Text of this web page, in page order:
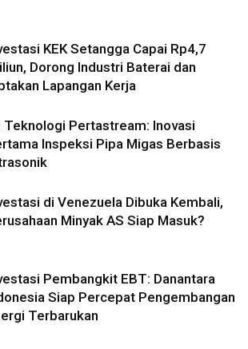
KEK Setangga Capai Rp4,7
Dorong Industri Baterai dan
Lapangan Kerja
Teknologi Pertastream: Inovasi
Inspeksi Pipa Migas Berbasis
di Venezuela Dibuka Kembali,
Minyak AS Siap Masuk?
Pembangkit EBT: Danantara
Siap Percepat Pengembangan
Terbarukan